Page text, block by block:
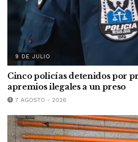
9 DE JULIO
Cinco policías detenidos por
apremios ilegales a un preso
7 AGOSTO - 2026